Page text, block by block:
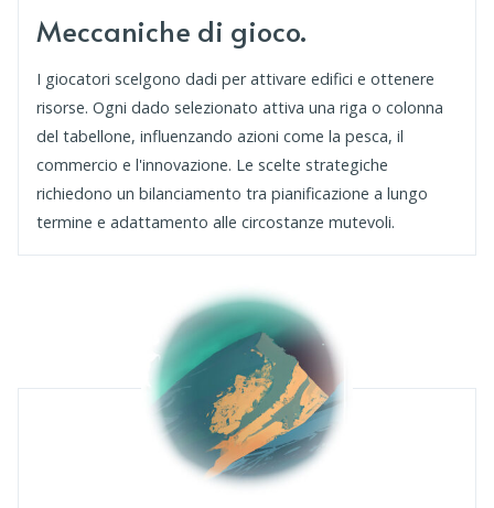
Meccaniche di gioco.
I giocatori scelgono dadi per attivare edifici e ottenere
risorse. Ogni dado selezionato attiva una riga o colonna
del tabellone, influenzando azioni come la pesca, il
commercio e l'innovazione. Le scelte strategiche
richiedono un bilanciamento tra pianificazione a lungo
termine e adattamento alle circostanze mutevoli.